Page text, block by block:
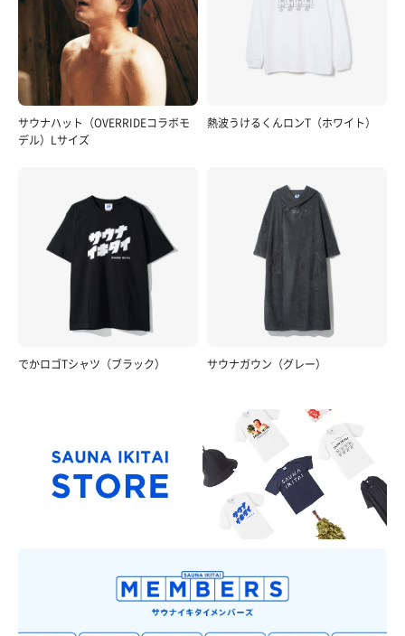
サウナハット（OVERRIDEコラボモ
デル）Lサイズ
熱波うけるくんロンT（ホワイト）
でかロゴTシャツ（ブラック） サウナガウン（グレー）